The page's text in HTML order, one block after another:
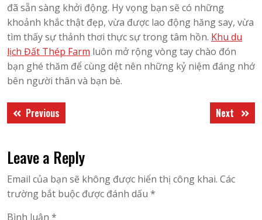
đã sẵn sàng khởi động. Hy vọng bạn sẽ có những
khoảnh khắc thật đẹp, vừa được lao động hăng say, vừa
tìm thấy sự thảnh thơi thực sự trong tâm hồn. Khu du
lịch Đất Thép Farm luôn mở rộng vòng tay chào đón
bạn ghé thăm để cùng dệt nên những kỷ niệm đáng nhớ
bên người thân và bạn bè.
Điều
hướng
viết
Previous
post:
Next Next
post:
Leave a Reply
Email của bạn sẽ không được hiển thị công khai. Các
trường bắt buộc được đánh dấu *
Bình luận *